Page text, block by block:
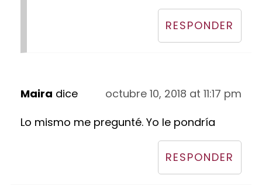
RESPONDER
Maira dice
octubre 10, 2018 at 11:17 pm
Lo mismo me pregunté. Yo le pondría
RESPONDER